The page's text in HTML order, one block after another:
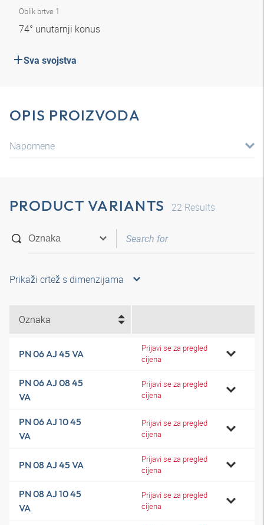
Oblik brtve 1
74° unutarnji konus
Sva svojstva
OPIS PROIZVODA
Napomene
PRODUCT VARIANTS 22 Results
Prikaži crtež s dimenzijama
Oznaka
PN 06 AJ 45 VA
Prijavi se za pregled
cijena
PN 06 AJ 08 45
VA
Prijavi se za pregled
cijena
PN 06 AJ 10 45
VA
Prijavi se za pregled
cijena
PN 08 AJ 45 VA
Prijavi se za pregled
cijena
PN 08 AJ 10 45
VA
Prijavi se za pregled
cijena